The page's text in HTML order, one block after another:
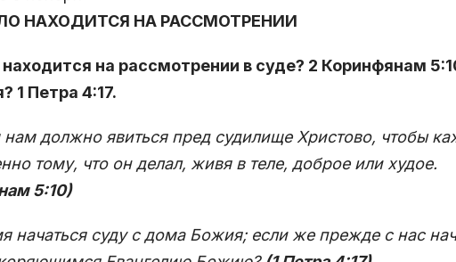
НАХОДИТСЯ НА РАССМОТРЕНИИ
на рассмотрении в суде? 2 Коринфянам
1 Петра 4:17.
нам должно явиться пред судилище Христово, чтобы
тому, что он делал, живя в теле, доброе или худое.
5:10)
начаться суду с дома Божия; если же прежде с нас